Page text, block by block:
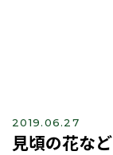
2019.06.27
見頃の花など